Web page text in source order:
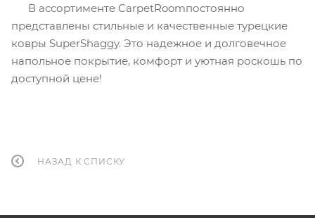
В ассортименте CarpetRoomпостоянно
представлены стильные и качественные турецкие
ковры SuperShaggy. Это надежное и долговечное
напольное покрытие, комфорт и уютная роскошь по
доступной цене!
НАЗАД К СПИСКУ